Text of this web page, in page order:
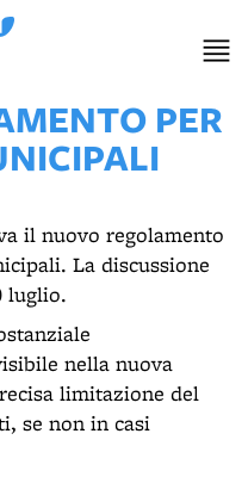
PER
il nuovo regolamento
La discussione
luglio.
nella nuova
limitazione del
se non in casi